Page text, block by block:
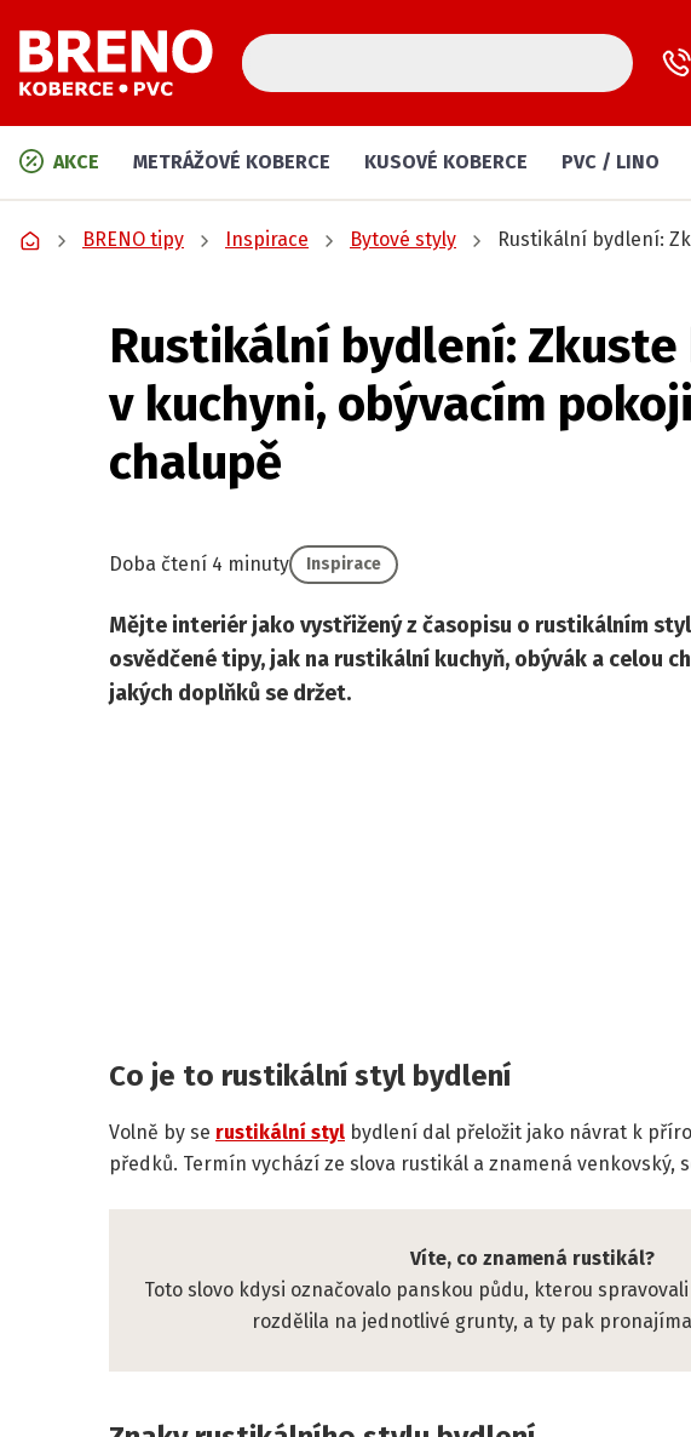
AKCE METRÁŽOVÉ KOBERCE KUSOVÉ KOBERCE PVC / LINO
BRENO tipy Inspirace Bytové styly Rustikální bydlení:
Rustikální bydlení: Zkuste
v kuchyni, obývacím
chalupě
Doba čtení 4 minuty Inspirace
Mějte interiér jako vystřižený z časopisu o rustikálním
osvědčené tipy, jak na rustikální kuchyň, obývák a celou
jakých doplňků se držet.
Co je to rustikální styl bydlení
Volně by se rustikální styl bydlení dal přeložit jako návrat k
předků. Termín vychází ze slova rustikál a znamená venkovský,
Víte, co znamená rustikál?
Toto slovo kdysi označovalo panskou půdu, kterou
rozdělila na jednotlivé grunty, a ty pak